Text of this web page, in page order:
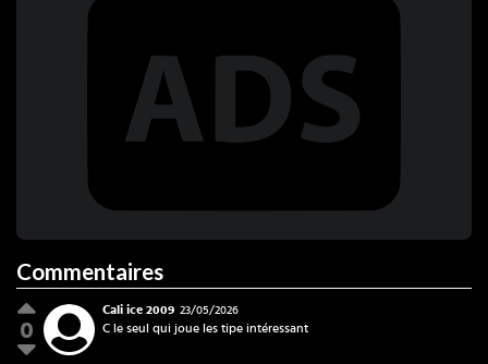
Commentaires
0
Cali ice 2009 23/05/2026
C le seul qui joue les tipe intéressant